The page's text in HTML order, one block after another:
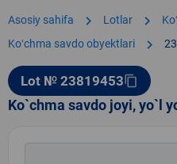
Asosiy sahifa chevron_right Lotlar chevron_right
Koʻchma savdo obyektlari chevron_right
Lot № 23819453content_copy
Ko`chma savdo joyi, yo`l